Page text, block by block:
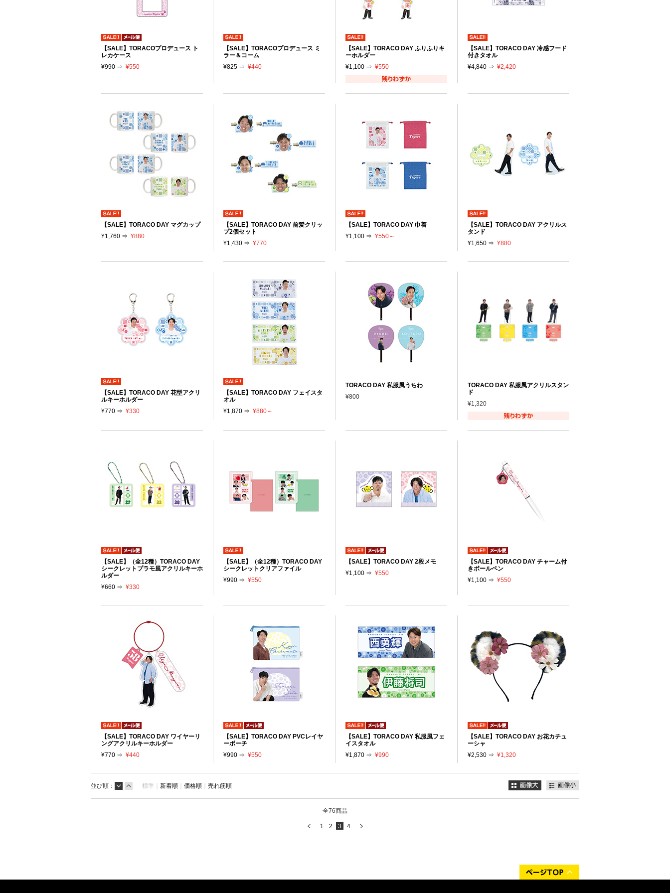
【SALE】TORACOプロデュース ト
レカケース
¥990 ⇒ ¥550
【SALE】TORACOプロデュース ミ
ラー＆コーム
¥825 ⇒ ¥440
【SALE】TORACO DAY ふりふりキ
ーホルダー
¥1,100 ⇒ ¥550
【SALE】TORACO DAY 冷感フード
付きタオル
¥4,840 ⇒ ¥2,420
【SALE】TORACO DAY マグカップ
¥1,760 ⇒ ¥880
【SALE】TORACO DAY 前髪クリッ
プ2個セット
¥1,430 ⇒ ¥770
【SALE】TORACO DAY 巾着
¥1,100 ⇒ ¥550～
【SALE】TORACO DAY アクリルス
タンド
¥1,650 ⇒ ¥880
【SALE】TORACO DAY 花型アクリ
ルキーホルダー
¥770 ⇒ ¥330
【SALE】TORACO DAY フェイスタ
オル
¥1,870 ⇒ ¥880～
TORACO DAY 私服風うちわ
¥800
TORACO DAY 私服風アクリルスタン
ド
¥1,320
【SALE】（全12種）TORACO DAY
シークレットプラモ風アクリルキーホ
ルダー
¥660 ⇒ ¥330
【SALE】（全12種）TORACO DAY
シークレットクリアファイル
¥990 ⇒ ¥550
【SALE】TORACO DAY 2段メモ
¥1,100 ⇒ ¥550
【SALE】TORACO DAY チャーム付
きボールペン
¥1,100 ⇒ ¥550
【SALE】TORACO DAY ワイヤーリ
ングアクリルキーホルダー
¥770 ⇒ ¥440
【SALE】TORACO DAY PVCレイヤ
ーポーチ
¥990 ⇒ ¥550
【SALE】TORACO DAY 私服風フェ
イスタオル
¥1,870 ⇒ ¥990
【SALE】TORACO DAY お花カチュ
ーシャ
¥2,530 ⇒ ¥1,320
並び順： 標準｜ 新着順 ｜ 価格順 ｜ 売れ筋順
全76商品
1 2 3 4